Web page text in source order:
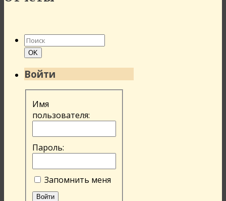
Найти:
Поиск
OK
Войти
Имя
пользователя:
Пароль:
Запомнить меня
Войти